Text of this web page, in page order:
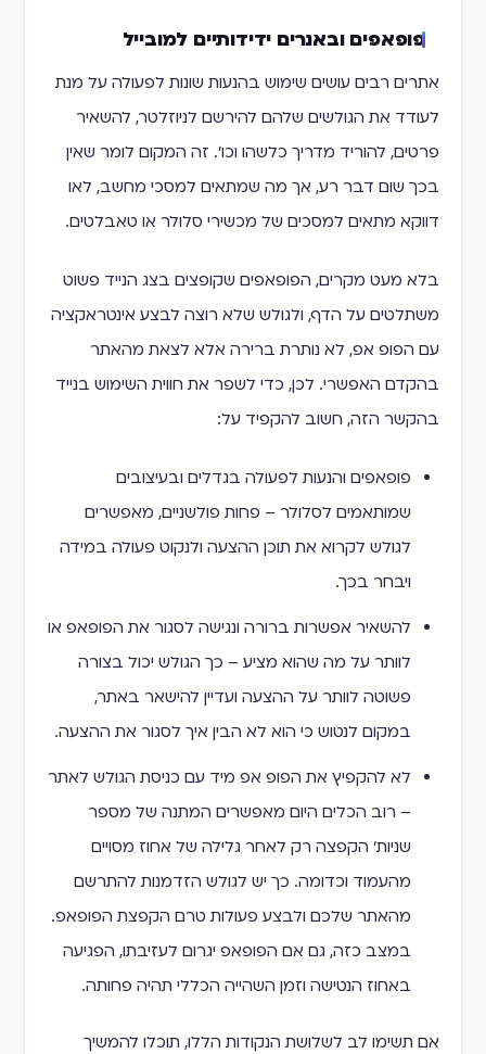
פופאפים ובאנרים ידידותיים למובייל
אתרים רבים עושים שימוש בהנעות שונות לפעולה על מנת
לעודד את הגולשים שלהם להירשם לניוזלטר, להשאיר
פרטים, להוריד מדריך כלשהו וכו׳. זה המקום לומר שאין
בכך שום דבר רע, אך מה שמתאים למסכי מחשב, לאו
דווקא מתאים למסכים של מכשירי סלולר או טאבלטים.
בלא מעט מקרים, הפופאפים שקופצים בצג הנייד פשוט
משתלטים על הדף, ולגולש שלא רוצה לבצע אינטראקציה
עם הפופ אפ, לא נותרת ברירה אלא לצאת מהאתר
בהקדם האפשרי. לכן, כדי לשפר את חווית השימוש בנייד
בהקשר הזה, חשוב להקפיד על:
פופאפים והנעות לפעולה בגדלים ובעיצובים
שמותאמים לסלולר – פחות פולשניים, מאפשרים
לגולש לקרוא את תוכן ההצעה ולנקוט פעולה במידה
ויבחר בכך.
להשאיר אפשרות ברורה ונגישה לסגור את הפופאפ או
לוותר על מה שהוא מציע – כך הגולש יכול בצורה
פשוטה לוותר על ההצעה ועדיין להישאר באתר,
במקום לנטוש כי הוא לא הבין איך לסגור את ההצעה.
לא להקפיץ את הפופ אפ מיד עם כניסת הגולש לאתר
– רוב הכלים היום מאפשרים המתנה של מספר
שניות' הקפצה רק לאחר גלילה של אחוז מסויים
מהעמוד וכדומה. כך יש לגולש הזדמנות להתרשם
מהאתר שלכם ולבצע פעולות טרם הקפצת הפופאפ.
במצב כזה, גם אם הפופאפ יגרום לעזיבתו, הפגיעה
באחוז הנטישה וזמן השהייה הכללי תהיה פחותה.
אם תשימו לב לשלושת הנקודות הללו, תוכלו להמשיך